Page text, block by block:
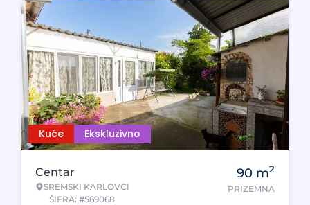
Kuće Ekskluzivno
Centar
SREMSKI KARLOVCI
ŠIFRA: #569068
90 m2
PRIZEMNA